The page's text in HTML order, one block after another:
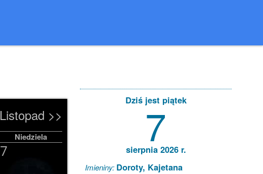
Listopad >>
Niedziela
7
Dziś jest piątek
7
sierpnia 2026 r.
Imieniny: Doroty, Kajetana